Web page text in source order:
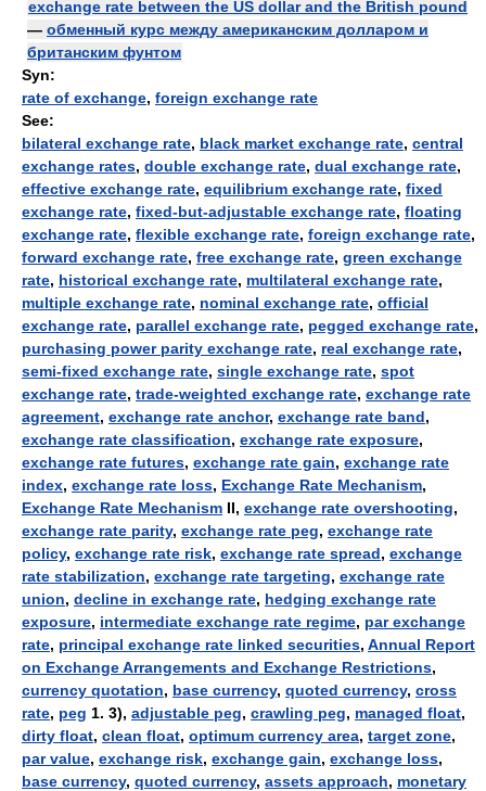
exchange rate between the US dollar and the British pound
— обменный курс между американским долларом и
британским фунтом
Syn:
rate of exchange, foreign exchange rate
See:
bilateral exchange rate, black market exchange rate, central
exchange rates, double exchange rate, dual exchange rate,
effective exchange rate, equilibrium exchange rate, fixed
exchange rate, fixed-but-adjustable exchange rate, floating
exchange rate, flexible exchange rate, foreign exchange rate,
forward exchange rate, free exchange rate, green exchange
rate, historical exchange rate, multilateral exchange rate,
multiple exchange rate, nominal exchange rate, official
exchange rate, parallel exchange rate, pegged exchange rate,
purchasing power parity exchange rate, real exchange rate,
semi-fixed exchange rate, single exchange rate, spot
exchange rate, trade-weighted exchange rate, exchange rate
agreement, exchange rate anchor, exchange rate band,
exchange rate classification, exchange rate exposure,
exchange rate futures, exchange rate gain, exchange rate
index, exchange rate loss, Exchange Rate Mechanism,
Exchange Rate Mechanism II, exchange rate overshooting,
exchange rate parity, exchange rate peg, exchange rate
policy, exchange rate risk, exchange rate spread, exchange
rate stabilization, exchange rate targeting, exchange rate
union, decline in exchange rate, hedging exchange rate
exposure, intermediate exchange rate regime, par exchange
rate, principal exchange rate linked securities, Annual Report
on Exchange Arrangements and Exchange Restrictions,
currency quotation, base currency, quoted currency, cross
rate, peg 1. 3), adjustable peg, crawling peg, managed float,
dirty float, clean float, optimum currency area, target zone,
par value, exchange risk, exchange gain, exchange loss,
base currency, quoted currency, assets approach, monetary